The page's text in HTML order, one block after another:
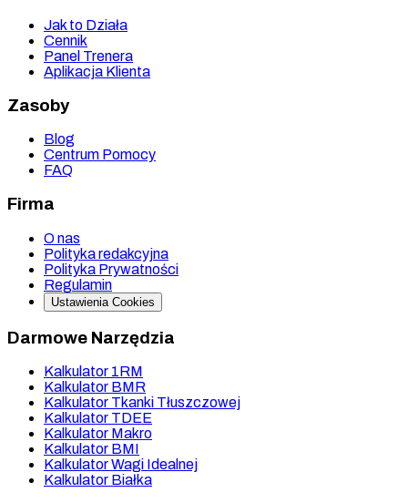
Jak to Działa
Cennik
Panel Trenera
Aplikacja Klienta
Zasoby
Blog
Centrum Pomocy
FAQ
Firma
O nas
Polityka redakcyjna
Polityka Prywatności
Regulamin
Ustawienia Cookies
Darmowe Narzędzia
Kalkulator 1RM
Kalkulator BMR
Kalkulator Tkanki Tłuszczowej
Kalkulator TDEE
Kalkulator Makro
Kalkulator BMI
Kalkulator Wagi Idealnej
Kalkulator Białka